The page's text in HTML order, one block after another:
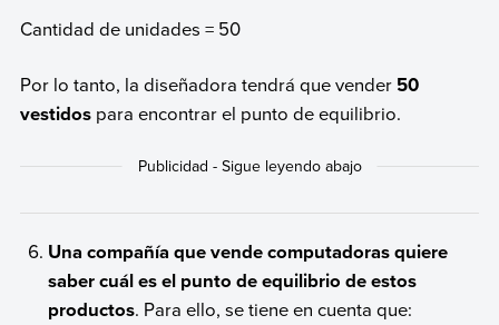
Cantidad de unidades = 50
Por lo tanto, la diseñadora tendrá que vender 50
vestidospara encontrar el punto de equilibrio.
Una compañía que vende computadoras quiere
saber cuál es el punto de equilibrio de estos
productos. Para ello, se tiene en cuenta que: